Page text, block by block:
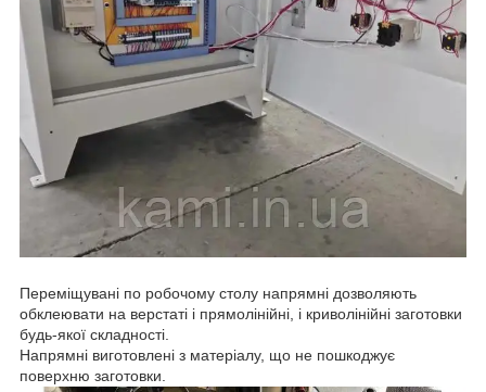
Переміщувані по робочому столу напрямні дозволяють
обклеювати на верстаті і прямолінійні, і криволінійні заготовки
будь-якої складності.
Напрямні виготовлені з матеріалу, що не пошкоджує
поверхню заготовки.